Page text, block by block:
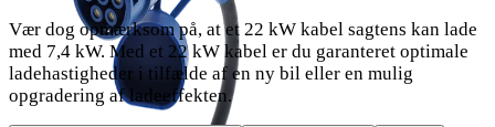
Vær dog opmærksom på, at et 22 kW kabel sagtens kan lade
med 7,4 kW. Med et 22 kW kabel er du garanteret optimale
ladehastigheder i tilfælde af en ny bil eller en mulig
opgradering af ladeeffekten.